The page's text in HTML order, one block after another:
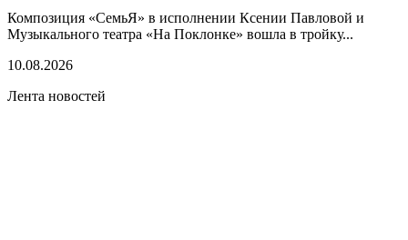
Композиция «СемьЯ» в исполнении Ксении Павловой и
Музыкального театра «На Поклонке» вошла в тройку...
10.08.2026
Лента новостей